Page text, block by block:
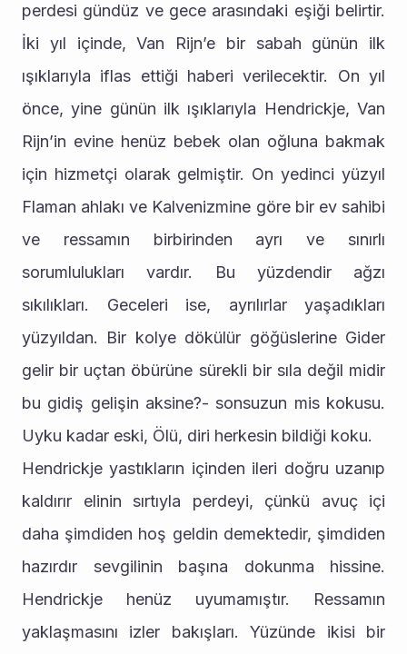
perdesi gündüz ve gece arasındaki eşiği belirtir.
İki yıl içinde, Van Rijn’e bir sabah günün ilk
ışıklarıyla iflas ettiği haberi verilecektir. On yıl
önce, yine günün ilk ışıklarıyla Hendrickje, Van
Rijn’in evine henüz bebek olan oğluna bakmak
için hizmetçi olarak gelmiştir. On yedinci yüzyıl
Flaman ahlakı ve Kalvenizmine göre bir ev sahibi
ve ressamın birbirinden ayrı ve sınırlı
sorumlulukları vardır. Bu yüzdendir ağzı
sıkılıkları. Geceleri ise, ayrılırlar yaşadıkları
yüzyıldan. Bir kolye dökülür göğüslerine Gider
gelir bir uçtan öbürüne sürekli bir sıla değil midir
bu gidiş gelişin aksine?- sonsuzun mis kokusu.
Uyku kadar eski, Ölü, diri herkesin bildiği koku.
Hendrickje yastıkların içinden ileri doğru uzanıp
kaldırır elinin sırtıyla perdeyi, çünkü avuç içi
daha şimdiden hoş geldin demektedir, şimdiden
hazırdır sevgilinin başına dokunma hissine.
Hendrickje henüz uyumamıştır. Ressamın
yaklaşmasını izler bakışları. Yüzünde ikisi bir